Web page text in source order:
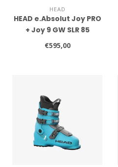
HEAD
HEAD e.Absolut Joy PRO
+ Joy 9 GW SLR 85
€595,00